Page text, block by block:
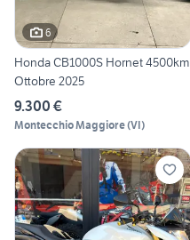
6
Honda CB1000S Hornet 4500km
Ottobre 2025
9.300 €
Montecchio Maggiore(VI)